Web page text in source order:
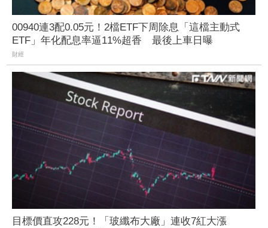
00940連3配0.05元！2檔ETF下周除息「這檔主動式
ETF」年化配息率逼11%超香 最後上車日曝
財經
目標價直攻228元！「玻纖布大廠」連收7紅大漲